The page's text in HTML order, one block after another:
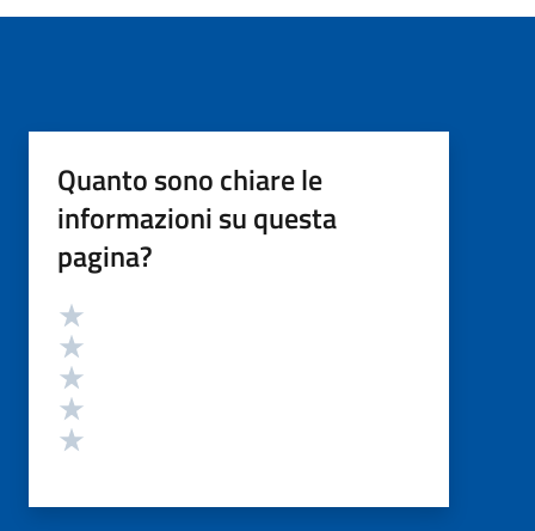
Quanto sono chiare le
informazioni su questa
pagina?
Valutazione